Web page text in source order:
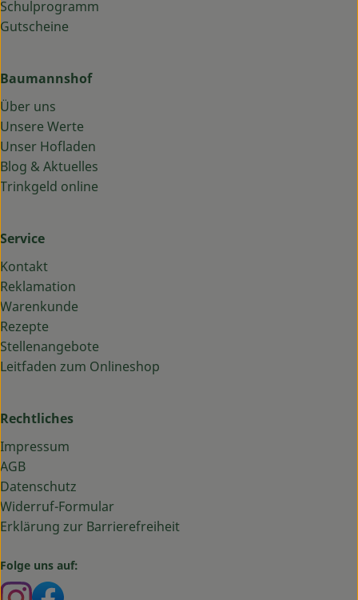
Schulprogramm
Gutscheine
Baumannshof
Über uns
Unsere Werte
Unser Hofladen
Blog & Aktuelles
Trinkgeld online
Service
Kontakt
Reklamation
Warenkunde
Rezepte
Stellenangebote
Leitfaden zum Onlineshop
Rechtliches
Impressum
AGB
Datenschutz
Widerruf-Formular
Erklärung zur Barrierefreiheit
Folge uns auf:
Externer Link zu https://www.instagram.com/
Externer Link zu https://www.facebook.com/